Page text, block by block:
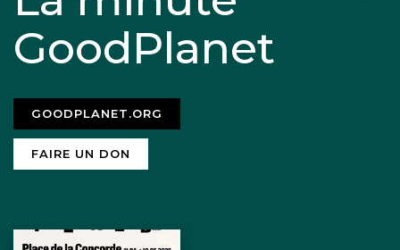
GoodPlanet
GOODPLANET.ORG
FAIRE UN DON